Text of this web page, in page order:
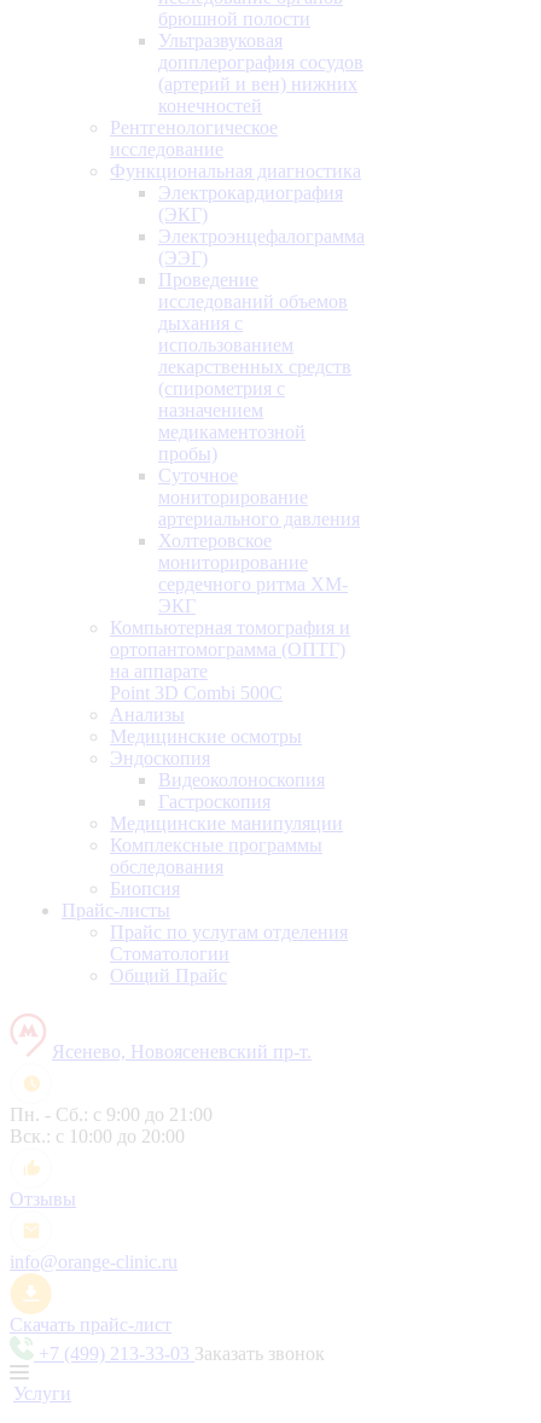
брюшной полости
Ультразвуковая
допплерография сосудов
(артерий и вен) нижних
конечностей
Рентгенологическое
исследование
Функциональная диагностика
Электрокардиография
(ЭКГ)
Электроэнцефалограмма
(ЭЭГ)
Проведение
исследований объемов
дыхания с
использованием
лекарственных средств
(спирометрия с
назначением
медикаментозной
пробы)
Суточное
мониторирование
артериального давления
Холтеровское
мониторирование
сердечного ритма ХМ-
ЭКГ
Компьютерная томография и
ортопантомограмма (ОПТГ)
на аппарате
Point 3D Combi 500C
Анализы
Медицинские осмотры
Эндоскопия
Видеоколоноскопия
Гастроскопия
Медицинские манипуляции
Комплексные программы
обследования
Биопсия
Прайс-листы
Прайс по услугам отделения
Стоматологии
Общий Прайс
Ясенево, Новоясеневский пр-т.
Пн. - Сб.: с 9:00 до 21:00
Вск.: с 10:00 до 20:00
Отзывы
info@orange-clinic.ru
Скачать прайс-лист
+7 (499) 213-33-03 Заказать звонок
Услуги